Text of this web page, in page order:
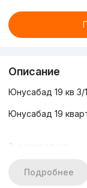
Описание
Юнусабад 19 кв
Юнусабад 19
3-х комнатная
9-ти этажного
Подробнее